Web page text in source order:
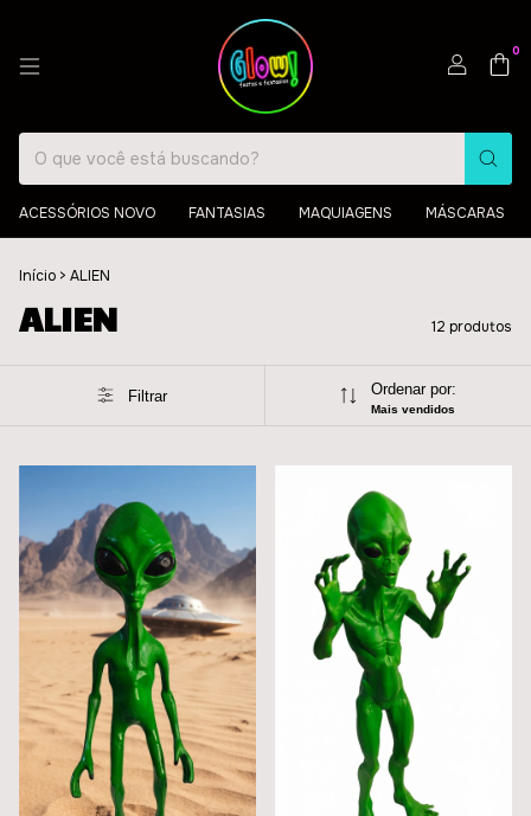
0
ACESSÓRIOS NOVO FANTASIAS MAQUIAGENS MÁSCARAS
Início > ALIEN
ALIEN 12 produtos
Filtrar Ordenar por:
Mais vendidos